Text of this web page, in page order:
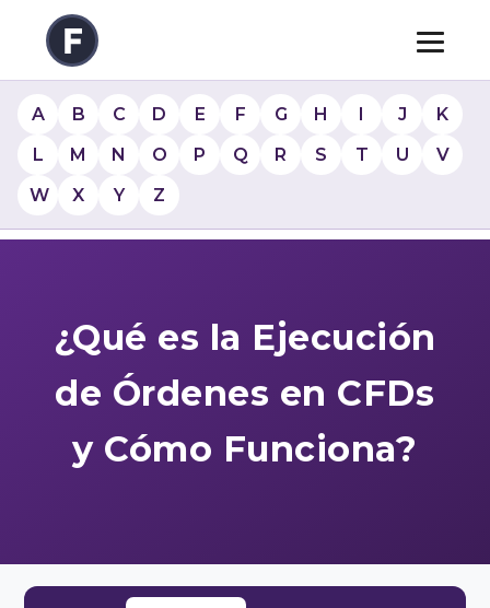
A B C D E F G H I J
K
L
M N O P Q R S T U
V
W
X Y Z
¿Qué es la Ejecución
de Órdenes en CFDs
y Cómo Funciona?